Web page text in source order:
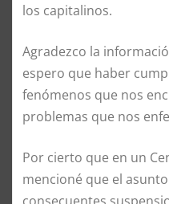
los capitalinos.
Agradezco la
espero que haber
fenómenos que nos
problemas que nos
Por cierto que en un
mencioné que el